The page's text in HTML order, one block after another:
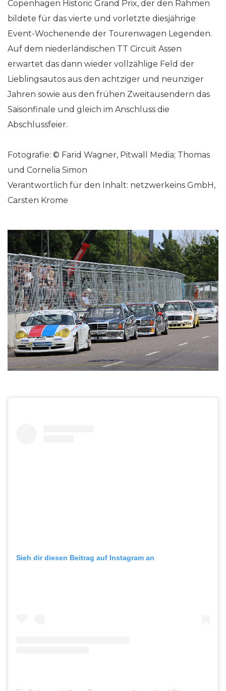
Copenhagen Historic Grand Prix, der den Rahmen
bildete für das vierte und vorletzte diesjährige
Event-Wochenende der Tourenwagen Legenden.
Auf dem niederländischen TT Circuit Assen
erwartet das dann wieder vollzählige Feld der
Lieblingsautos aus den achtziger und neunziger
Jahren sowie aus den frühen Zweitausendern das
Saisonfinale und gleich im Anschluss die
Abschlussfeier.
Fotografie: © Farid Wagner, Pitwall Media; Thomas
und Cornelia Simon
Verantwortlich für den Inhalt: netzwerkeins GmbH,
Carsten Krome
Sieh dir diesen Beitrag auf Instagram an